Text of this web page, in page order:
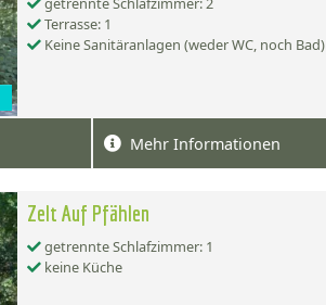
Terrasse: 1
Keine Sanitäranlagen (weder WC, noch Bad)
Mehr Informationen
Zelt Auf Pfählen
getrennte Schlafzimmer: 1
keine Küche